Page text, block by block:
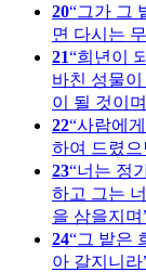
20 그가 그
면 다시는
21 희년이
바친 성물
이 될 것이며
22 사람에
하여 드렸으
23 너는 정
하고 그는
을 삼을지며
24 그 밭은
아 갈지니라